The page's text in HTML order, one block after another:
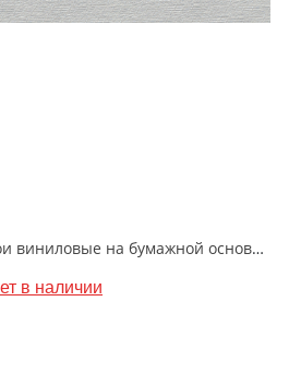
88288-2 Veluce 2018 Обои виниловые на бумажной основе 1.06*15.6
в наличии